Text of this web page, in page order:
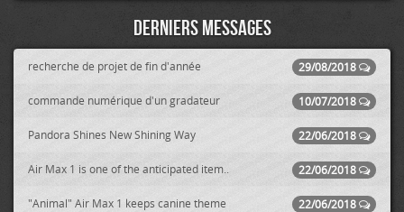
Derniers messages
29/08/2018
recherche de projet de fin d'année
10/07/2018
commande numérique d'un gradateur
22/06/2018
Pandora Shines New Shining Way
22/06/2018
Air Max 1 is one of the anticipated item..
22/06/2018
"Animal" Air Max 1 keeps canine theme